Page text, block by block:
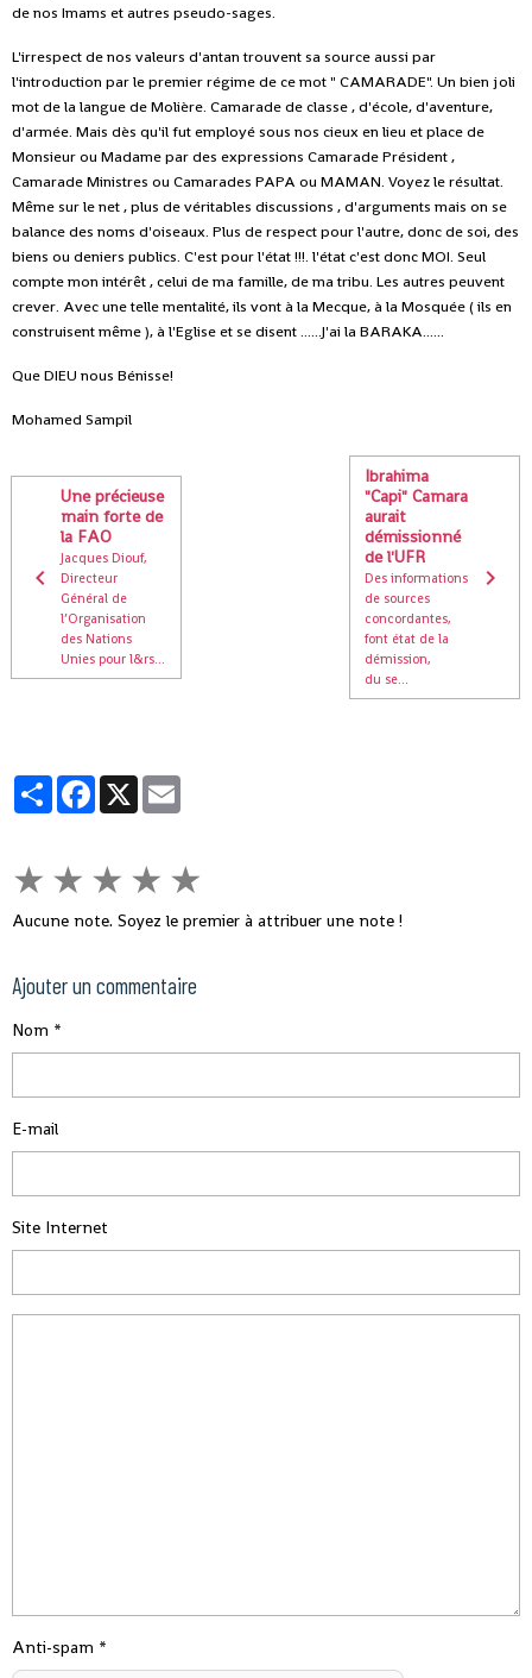
de nos Imams et autres pseudo-sages.
L'irrespect de nos valeurs d'antan trouvent sa source aussi par
l'introduction par le premier régime de ce mot " CAMARADE". Un bien joli
mot de la langue de Molière. Camarade de classe , d'école, d'aventure,
d'armée. Mais dès qu'il fut employé sous nos cieux en lieu et place de
Monsieur ou Madame par des expressions Camarade Président ,
Camarade Ministres ou Camarades PAPA ou MAMAN. Voyez le résultat.
Même sur le net , plus de véritables discussions , d'arguments mais on se
balance des noms d'oiseaux. Plus de respect pour l'autre, donc de soi, des
biens ou deniers publics. C'est pour l'état !!!. l'état c'est donc MOI. Seul
compte mon intérêt , celui de ma famille, de ma tribu. Les autres peuvent
crever. Avec une telle mentalité, ils vont à la Mecque, à la Mosquée ( ils en
construisent même ), à l'Eglise et se disent ......J'ai la BARAKA......
Que DIEU nous Bénisse!
Mohamed Sampil
Une précieuse
main forte de
la FAO
Jacques Diouf,
Directeur
Général de
l’Organisation
des Nations
Unies pour l&rs...
Ibrahima
"Capi" Camara
aurait
démissionné
de l'UFR
Des informations
de sources
concordantes,
font état de la
démission,
du se...
PartagerFacebook
X
★ ★ ★ ★ ★
Aucune note. Soyez le premier à attribuer une note !
Ajouter un commentaire
Nom
E-mail
Site Internet
Anti-spam